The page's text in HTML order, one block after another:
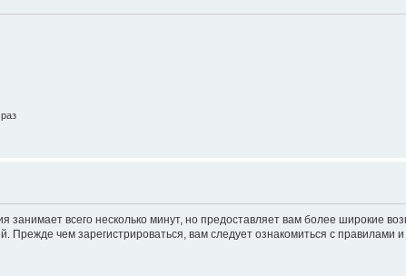
всего несколько минут, но предоставляет вам более широкие
Прежде чем зарегистрироваться, вам следует ознакомиться с